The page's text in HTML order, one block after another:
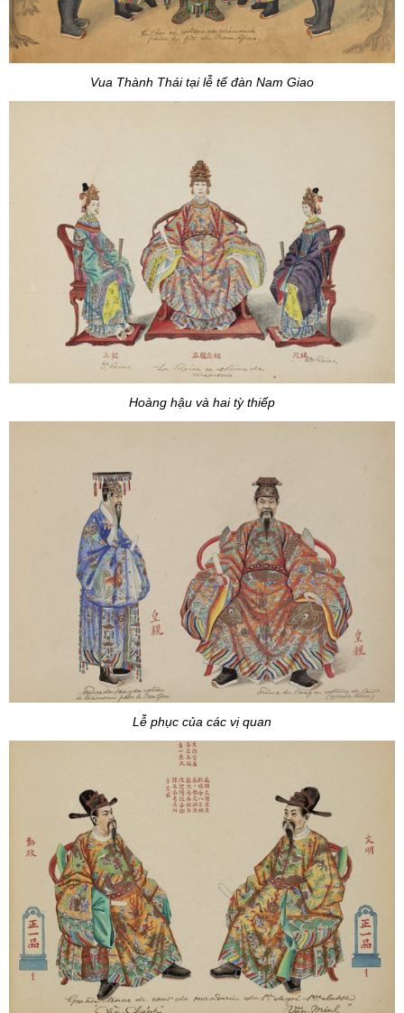
Vua Thành Thái tại lễ tế đàn Nam Giao
Hoàng hậu và hai tỳ thiếp
Lễ phục của các vị quan